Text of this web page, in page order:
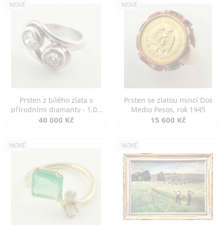
NOVÉ
Prsten z bílého zlata s
přírodními diamanty - 1,00
ct
40 000 Kč
NOVÉ
Prsten se zlatou mincí Dos
Medio Pesos, rok 1945
15 600 Kč
NOVÉ NOVÉ